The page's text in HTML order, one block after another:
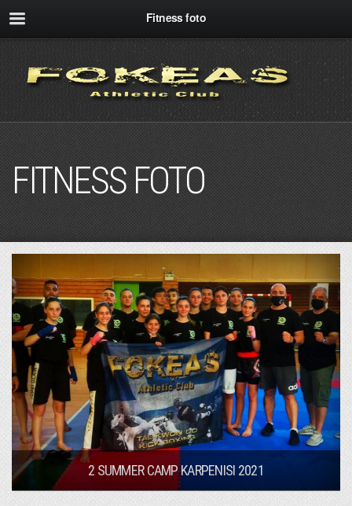
Fitness foto
FITNESS FOTO
2 SUMMER CAMP KARPENISI 2021